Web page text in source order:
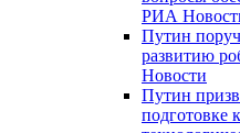
РИА
Путин
развитию
Новости
Путин
подготовке